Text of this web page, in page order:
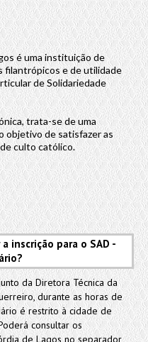
é uma instituição de
filantrópicos e de utilidade
de Solidariedade
trata-se de uma
objetivo de satisfazer as
culto católico.
inscrição para o SAD -
da Diretora Técnica da
durante as horas de
é restrito à cidade de
consultar os
de Lagos no separador